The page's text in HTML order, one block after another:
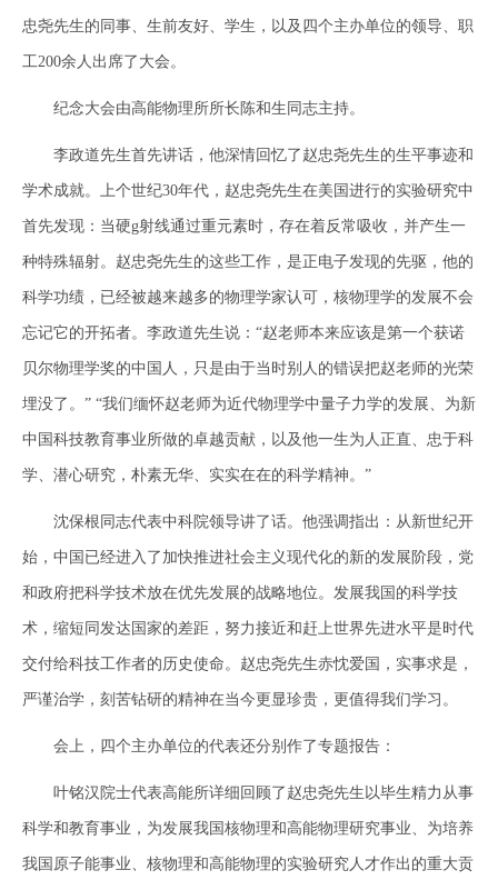
忠尧先生的同事、生前友好、学生，以及四个主办单位的领导、职
工200余人出席了大会。
纪念大会由高能物理所所长陈和生同志主持。
李政道先生首先讲话，他深情回忆了赵忠尧先生的生平事迹和
学术成就。上个世纪30年代，赵忠尧先生在美国进行的实验研究中
首先发现：当硬g射线通过重元素时，存在着反常吸收，并产生一
种特殊辐射。赵忠尧先生的这些工作，是正电子发现的先驱，他的
科学功绩，已经被越来越多的物理学家认可，核物理学的发展不会
忘记它的开拓者。李政道先生说：“赵老师本来应该是第一个获诺
贝尔物理学奖的中国人，只是由于当时别人的错误把赵老师的光荣
埋没了。” “我们缅怀赵老师为近代物理学中量子力学的发展、为新
中国科技教育事业所做的卓越贡献，以及他一生为人正直、忠于科
学、潜心研究，朴素无华、实实在在的科学精神。”
沈保根同志代表中科院领导讲了话。他强调指出：从新世纪开
始，中国已经进入了加快推进社会主义现代化的新的发展阶段，党
和政府把科学技术放在优先发展的战略地位。发展我国的科学技
术，缩短同发达国家的差距，努力接近和赶上世界先进水平是时代
交付给科技工作者的历史使命。赵忠尧先生赤忱爱国，实事求是，
严谨治学，刻苦钻研的精神在当今更显珍贵，更值得我们学习。
会上，四个主办单位的代表还分别作了专题报告：
叶铭汉院士代表高能所详细回顾了赵忠尧先生以毕生精力从事
科学和教育事业，为发展我国核物理和高能物理研究事业、为培养
我国原子能事业、核物理和高能物理的实验研究人才作出的重大贡